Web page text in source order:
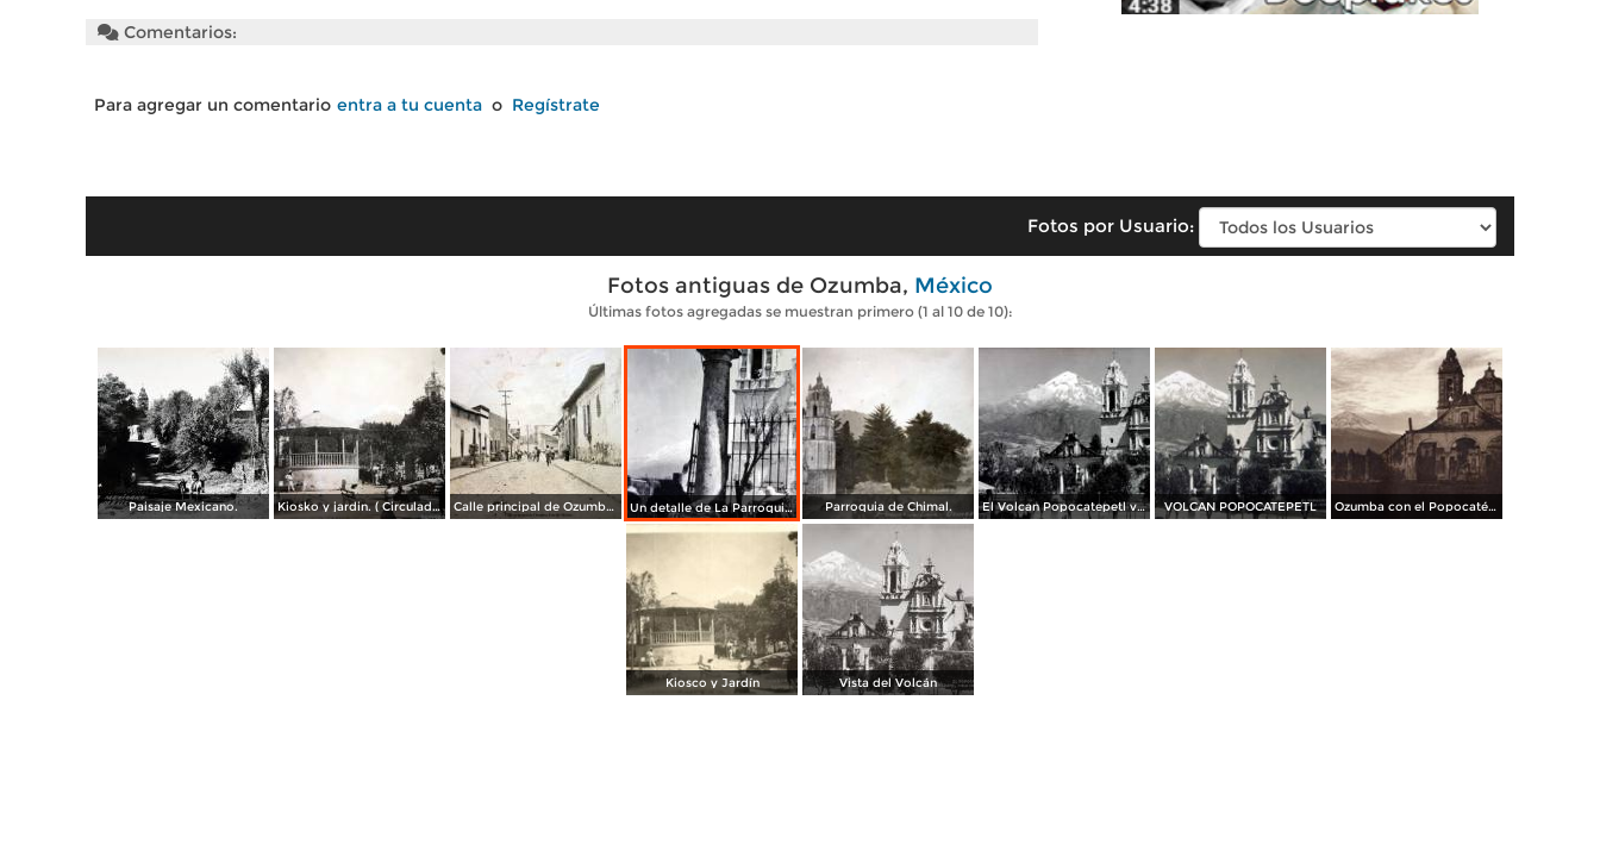
Comentarios:
Para agregar un comentario entra a tu cuenta o Regístrate
Fotos por Usuario:
Fotos antiguas de Ozumba, México
Últimas fotos agregadas se muestran primero (1 al 10 de 10):
Paisaje Mexicano. Kiosko y jardin. ( Circulada el 24 de Octubre de 1935 ). Calle principal de Ozumba, Edo de México. Un detalle de La Parroquia y el Volcan.( Circulada el 9 de Junio de 1940 ). Parroquia de Chimal. El Volcan Popocatepetl visto desde Ozumba. VOLCAN POPOCATEPETL Ozumba con el Popocatépetl al fondo (circa 1920)
Kiosco y Jardín Vista del Volcán